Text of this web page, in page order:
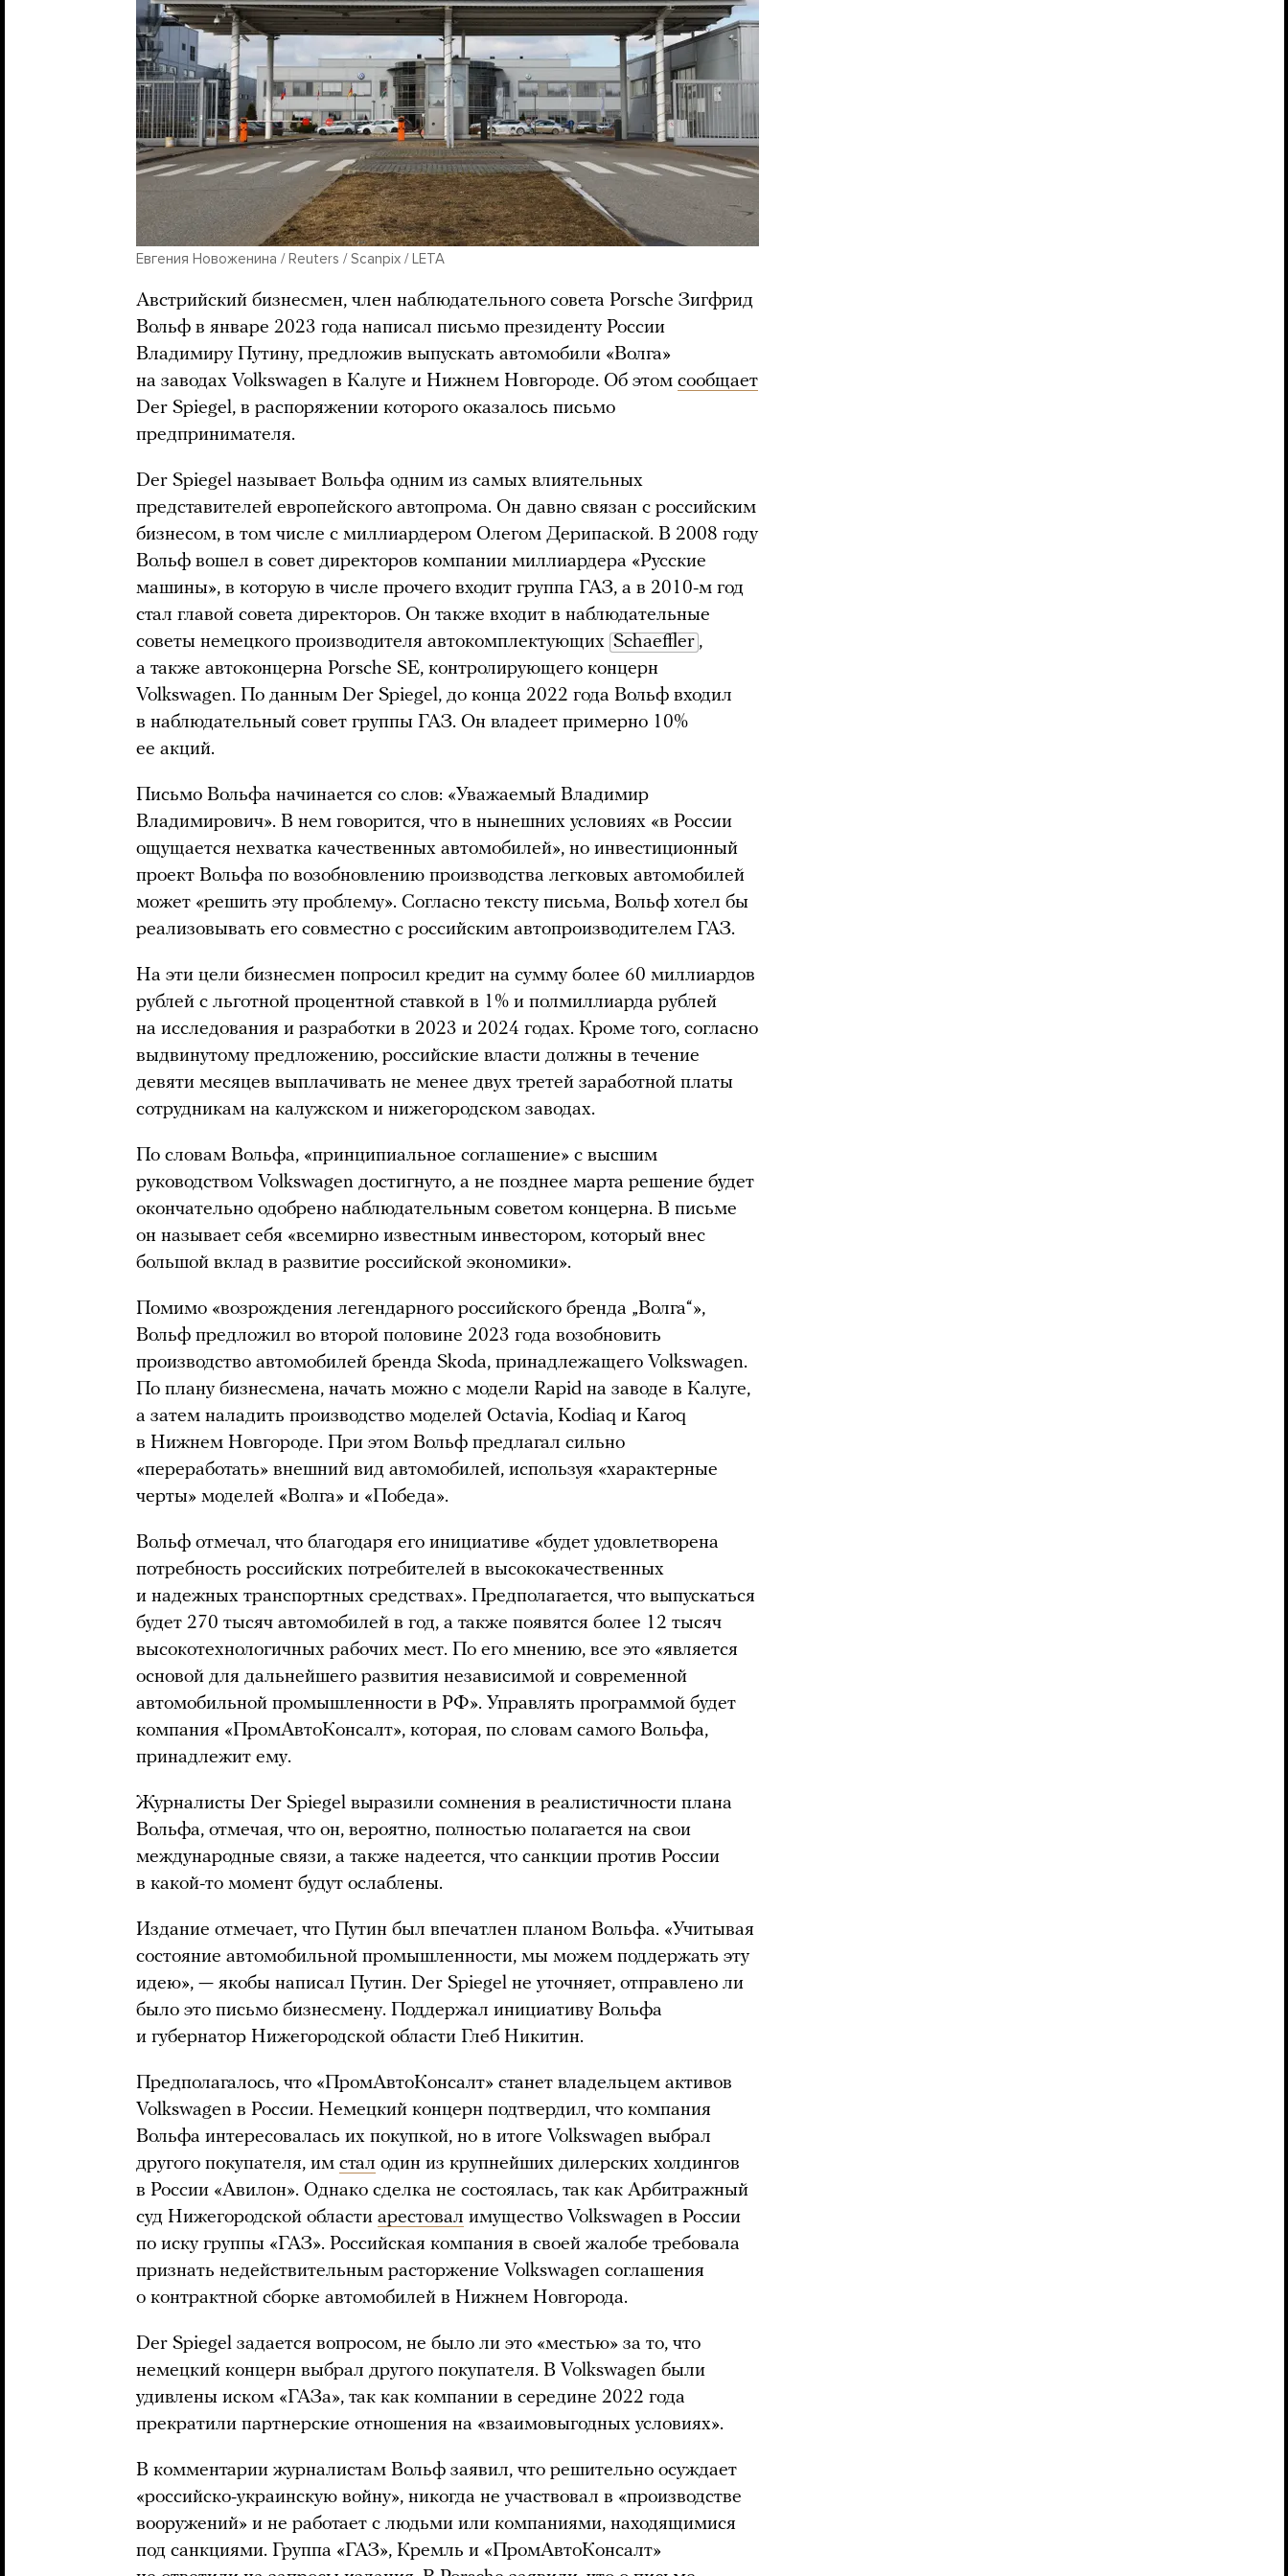
Евгения Новоженина / Reuters / Scanpix / LETA
Австрийский бизнесмен, член наблюдательного совета Porsche Зигфрид
Вольф в январе 2023 года написал письмо президенту России
Владимиру Путину, предложив выпускать автомобили «Волга»
на заводах Volkswagen в Калуге и Нижнем Новгороде. Об этом сообщает
Der Spiegel, в распоряжении которого оказалось письмо
предпринимателя.
Der Spiegel называет Вольфа одним из самых влиятельных
представителей европейского автопрома. Он давно связан с российским
бизнесом, в том числе с миллиардером Олегом Дерипаской. В 2008 году
Вольф вошел в совет директоров компании миллиардера «Русские
машины», в которую в числе прочего входит группа ГАЗ, а в 2010-м год
стал главой совета директоров. Он также входит в наблюдательные
советы немецкого производителя автокомплектующих Schaeffler ,
а также автоконцерна Porsche SE, контролирующего концерн
Volkswagen. По данным Der Spiegel, до конца 2022 года Вольф входил
в наблюдательный совет группы ГАЗ. Он владеет примерно 10%
ее акций.
Письмо Вольфа начинается со слов: «Уважаемый Владимир
Владимирович». В нем говорится, что в нынешних условиях «в России
ощущается нехватка качественных автомобилей», но инвестиционный
проект Вольфа по возобновлению производства легковых автомобилей
может «решить эту проблему». Согласно тексту письма, Вольф хотел бы
реализовывать его совместно с российским автопроизводителем ГАЗ.
На эти цели бизнесмен попросил кредит на сумму более 60 миллиардов
рублей с льготной процентной ставкой в 1% и полмиллиарда рублей
на исследования и разработки в 2023 и 2024 годах. Кроме того, согласно
выдвинутому предложению, российские власти должны в течение
девяти месяцев выплачивать не менее двух третей заработной платы
сотрудникам на калужском и нижегородском заводах.
По словам Вольфа, «принципиальное соглашение» с высшим
руководством Volkswagen достигнуто, а не позднее марта решение будет
окончательно одобрено наблюдательным советом концерна. В письме
он называет себя «всемирно известным инвестором, который внес
большой вклад в развитие российской экономики».
Помимо «возрождения легендарного российского бренда „Волга“»,
Вольф предложил во второй половине 2023 года возобновить
производство автомобилей бренда Skoda, принадлежащего Volkswagen.
По плану бизнесмена, начать можно с модели Rapid на заводе в Калуге,
а затем наладить производство моделей Octavia, Kodiaq и Karoq
в Нижнем Новгороде. При этом Вольф предлагал сильно
«переработать» внешний вид автомобилей, используя «характерные
черты» моделей «Волга» и «Победа».
Вольф отмечал, что благодаря его инициативе «будет удовлетворена
потребность российских потребителей в высококачественных
и надежных транспортных средствах». Предполагается, что выпускаться
будет 270 тысяч автомобилей в год, а также появятся более 12 тысяч
высокотехнологичных рабочих мест. По его мнению, все это «является
основой для дальнейшего развития независимой и современной
автомобильной промышленности в РФ». Управлять программой будет
компания «ПромАвтоКонсалт», которая, по словам самого Вольфа,
принадлежит ему.
Журналисты Der Spiegel выразили сомнения в реалистичности плана
Вольфа, отмечая, что он, вероятно, полностью полагается на свои
международные связи, а также надеется, что санкции против России
в какой-то момент будут ослаблены.
Издание отмечает, что Путин был впечатлен планом Вольфа. «Учитывая
состояние автомобильной промышленности, мы можем поддержать эту
идею», — якобы написал Путин. Der Spiegel не уточняет, отправлено ли
было это письмо бизнесмену. Поддержал инициативу Вольфа
и губернатор Нижегородской области Глеб Никитин.
Предполагалось, что «ПромАвтоКонсалт» станет владельцем активов
Volkswagen в России. Немецкий концерн подтвердил, что компания
Вольфа интересовалась их покупкой, но в итоге Volkswagen выбрал
другого покупателя, им стал один из крупнейших дилерских холдингов
в России «Авилон». Однако сделка не состоялась, так как Арбитражный
суд Нижегородской области арестовал имущество Volkswagen в России
по иску группы «ГАЗ». Российская компания в своей жалобе требовала
признать недействительным расторжение Volkswagen соглашения
о контрактной сборке автомобилей в Нижнем Новгорода.
Der Spiegel задается вопросом, не было ли это «местью» за то, что
немецкий концерн выбрал другого покупателя. В Volkswagen были
удивлены иском «ГАЗа», так как компании в середине 2022 года
прекратили партнерские отношения на «взаимовыгодных условиях».
В комментарии журналистам Вольф заявил, что решительно осуждает
«российско-украинскую войну», никогда не участвовал в «производстве
вооружений» и не работает с людьми или компаниями, находящимися
под санкциями. Группа «ГАЗ», Кремль и «ПромАвтоКонсалт»